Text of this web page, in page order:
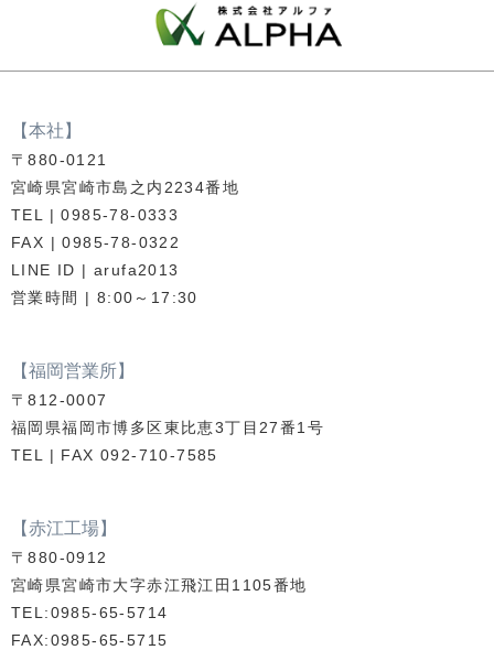
【本社】
〒880-0121
宮崎県宮崎市島之内2234番地
TEL | 0985-78-0333
FAX | 0985-78-0322
LINE ID | arufa2013
営業時間 | 8:00～17:30
【福岡営業所】
〒812-0007
福岡県福岡市博多区東比恵3丁目27番1号
TEL | FAX 092-710-7585
【赤江工場】
〒880-0912
宮崎県宮崎市大字赤江飛江田1105番地
TEL:0985-65-5714
FAX:0985-65-5715